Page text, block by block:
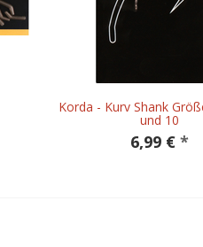
Korda - Kurv Shank
und 10
6,99 € *